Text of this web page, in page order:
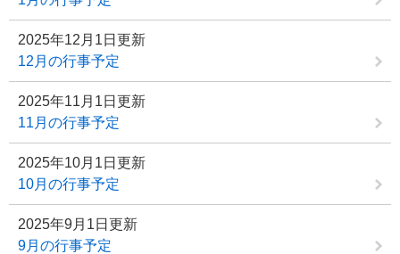
2025年12月1日更新
12月の行事予定
2025年11月1日更新
11月の行事予定
2025年10月1日更新
10月の行事予定
2025年9月1日更新
9月の行事予定